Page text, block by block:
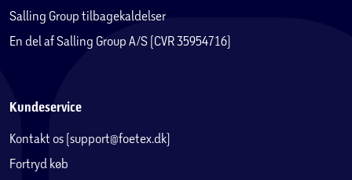
Salling Group tilbagekaldelser
En del af Salling Group A/S (CVR 35954716)
Kundeservice
Kontakt os (support@foetex.dk)
Fortryd køb